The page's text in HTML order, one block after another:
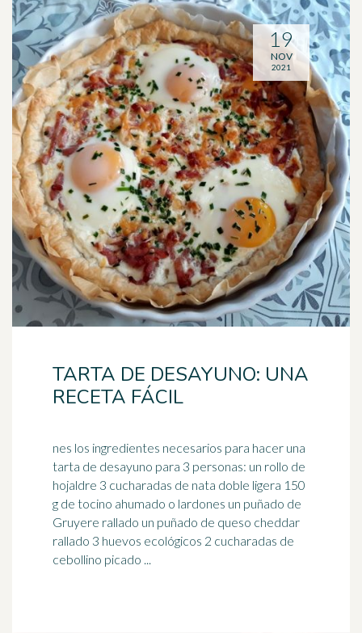
TARTA DE DESAYUNO: UNA
RECETA FÁCIL
nes los ingredientes necesarios para hacer una
tarta de desayuno para 3 personas: un rollo de
hojaldre 3 cucharadas de nata doble ligera 150
g de tocino ahumado o lardones un puñado de
Gruyere rallado un puñado de queso cheddar
rallado 3 huevos ecológicos 2 cucharadas de
cebollino picado ...
19
NOV
2021